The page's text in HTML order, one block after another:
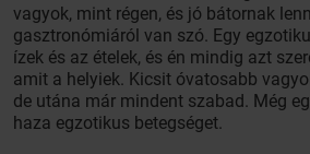
vagyok, mint régen, és jó bátornak
gasztronómiáról van szó. Egy
ízek és az ételek, és én mindig azt
amit a helyiek. Kicsit óvatosabb
de utána már mindent szabad. Még
haza egzotikus betegséget.